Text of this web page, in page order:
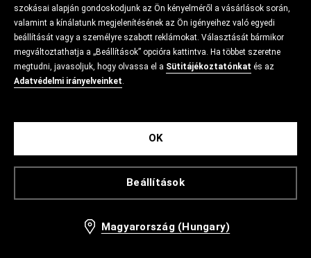
szokásai alapján gondoskodjunk az Ön kényelméről a vásárlások során,
valamint a kínálatunk megjelenítésének az Ön igényeihez való egyedi
beállítását vagy a személyre szabott reklámokat. Választását bármikor
megváltoztathatja a „Beállítások” opcióra kattintva. Ha többet szeretne
megtudni, javasoljuk, hogy olvassa el a Sütitájékoztatónkat és az
Adatvédelmi irányelveinket.
Beállítások
OK
Magyarország (Hungary)